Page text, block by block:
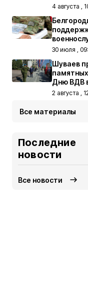
4 августа ,
30 июля ,
Шуваев
Дню ВДВ
2 августа ,
Все материалы
Последние
новости
Все новости